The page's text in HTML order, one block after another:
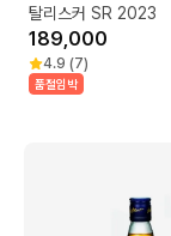
탈리스커 SR 2023
189,000
4.9 (7)
품절임박